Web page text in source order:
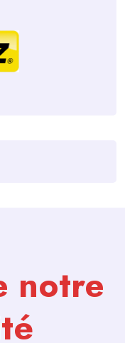
notre